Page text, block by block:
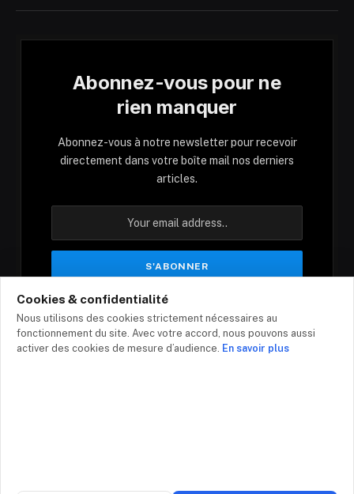
Abonnez-vous pour ne
rien manquer
Abonnez-vous à notre newsletter pour recevoir
directement dans votre boîte mail nos derniers
articles.
En vous inscrivant, vous acceptez nos conditions
et notre politique de confidentialité.
Cookies & confidentialité
Nous utilisons des cookies strictement nécessaires au
fonctionnement du site. Avec votre accord, nous pouvons aussi
activer des cookies de mesure d’audience. En savoir plus